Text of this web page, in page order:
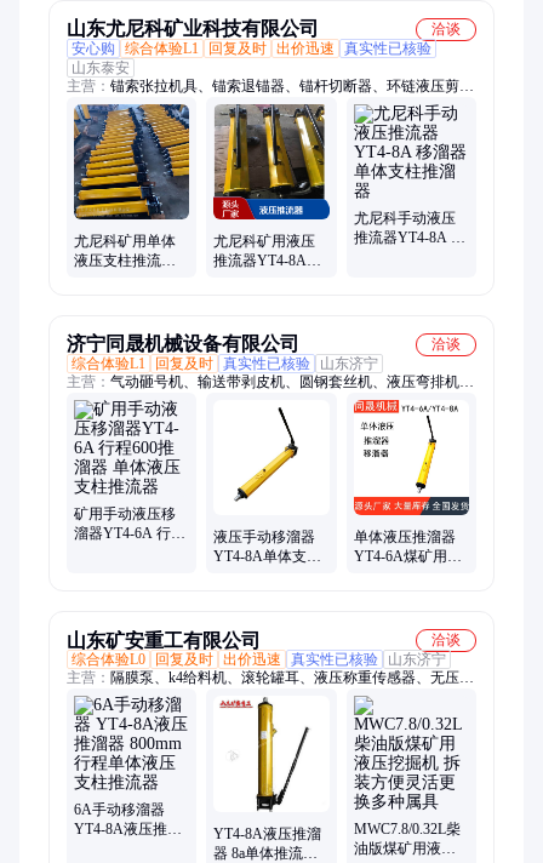
山东尤尼科矿业科技有限公司
洽谈
安心购
综合体验L1 回复及时 出价迅速
真实性已核验
山东泰安
主营： 锚索张拉机具、锚索退锚器、锚杆切断器、环链液压剪、
防溢裙板、暖风机、实验室破碎机、实验室浮选机、矿用管道挂
钩、矿用电缆挂钩、气动油泵、混凝土喷射机、反光防倒带、聚
酯纤维增强塑料网、钻孔油枕应力计、防倒硬连接装置、汽水分
离器、矿用湿式除尘风机、风幕机热风幕、锚杆索切断器、单体
支柱测力计测压仪、扭矩放大器扭力倍增器、乳化液泵、顶板离
层仪
尤尼科矿用单体
液压支柱推流器
尤尼科矿用液压
推流器YT4-8A型
尤尼科手动液压
推流器YT4-8A 移
济宁同晟机械设备有限公司
洽谈
综合体验L1
回复及时 真实性已核验
山东济宁
主营： 气动砸号机、输送带剥皮机、圆钢套丝机、液压弯排机、
钢绞线液压剪、气动钢轨钻孔机、钨极磨尖机、喷射泵、试压
泵、钢筋轧尖机、信号灯、电动胀管机、背负式振动棒、全自动
钨极磨削机、刷镀机、钢轨磨耗仪
矿用手动液压移
溜器YT4-6A 行程
液压手动移溜器
YT4-8A单体支柱
单体液压推溜器
YT4-6A煤矿用支
山东矿安重工有限公司
洽谈
综合体验L0
回复及时 出价迅速 真实性已核验
山东济宁
主营： 隔膜泵、k4给料机、滚轮罐耳、液压称重传感器、无压风
门、张力传感器、甲带给料机、大巷洒水装置
6A手动移溜器
YT4-8A液压推溜
YT4-8A液压推溜
器 8a单体推流器
MWC7.8/0.32L柴
油版煤矿用液压